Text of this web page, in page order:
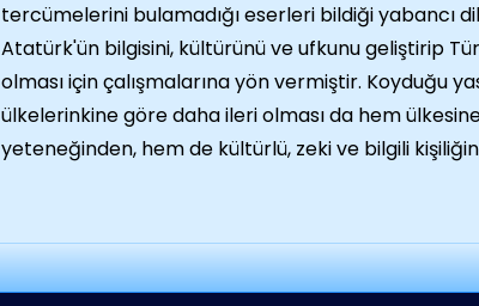
tercümelerini bulamadığı eserleri bildiği yabancı
Atatürk'ün bilgisini, kültürünü ve ufkunu geliştirip
olması için çalışmalarına yön vermiştir. Koyduğu
ülkelerinkine göre daha ileri olması da hem
yeteneğinden, hem de kültürlü, zeki ve bilgili